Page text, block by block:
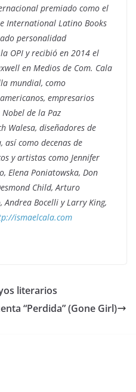
premiado como el
International Latino Books
personalidad
OPI y recibió en 2014 el
en Medios de Com. Cala
mundial, como
empresarios
de la Paz
Walesa, diseñadores de
, así como decenas de
y artistas como Jennifer
Elena Poniatowska, Don
Child,Arturo
,Andrea Bocelli yLarry King,
ismaelcala.com
literarios
“Perdida” (Gone Girl)